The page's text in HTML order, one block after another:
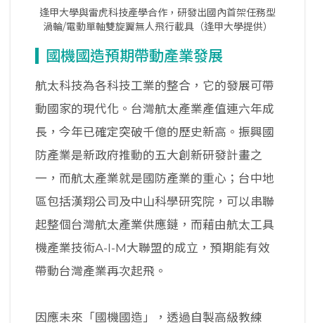
逢甲大學與雷虎科技產學合作，研發出國內首架任務型
渦輪/電動單軸雙旋翼無人飛行載具（逢甲大學提供）
國機國造預期帶動產業發展
航太科技為各科技工業的整合，它的發展可帶
動國家的現代化。台灣航太產業產值連六年成
長，今年已確定突破千億的歷史新高。振興國
防產業是新政府推動的五大創新研發計畫之
一，而航太產業就是國防產業的重心；台中地
區包括漢翔公司及中山科學研究院，可以串聯
起整個台灣航太產業供應鏈，而藉由航太工具
機產業技術A-I-M大聯盟的成立，預期能有效
帶動台灣產業再次起飛。
因應未來「國機國造」，透過自製高級教練